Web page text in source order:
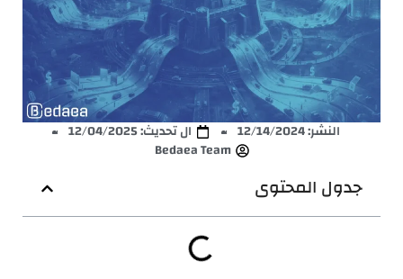
النشر:12/14/2024
ال تحديث: 12/04/2025
Bedaea Team
جدول المحتوى